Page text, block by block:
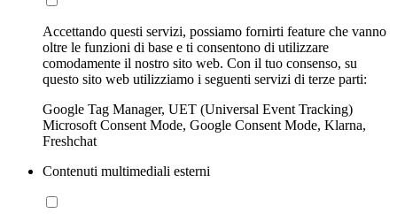
Accettando questi servizi, possiamo fornirti feature che vanno
oltre le funzioni di base e ti consentono di utilizzare
comodamente il nostro sito web. Con il tuo consenso, su
questo sito web utilizziamo i seguenti servizi di terze parti:
Google Tag Manager, UET (Universal Event Tracking)
Microsoft Consent Mode, Google Consent Mode, Klarna,
Freshchat
Contenuti multimediali esterni